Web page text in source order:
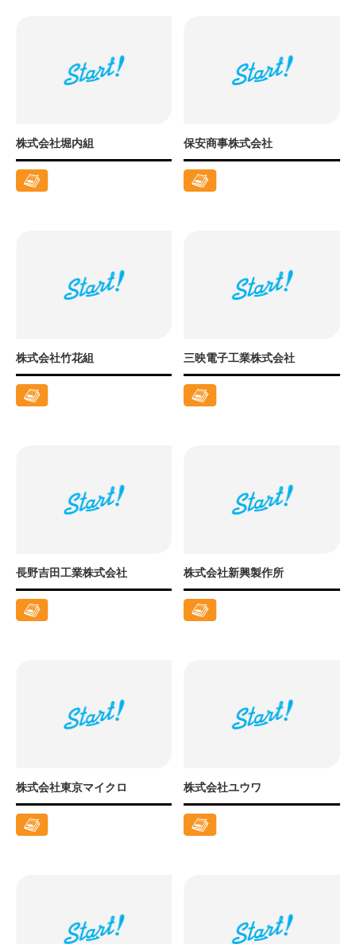
株式会社堀内組 保安商事株式会社
株式会社竹花組 三映電子工業株式会社
長野吉田工業株式会社 株式会社新興製作所
株式会社東京マイクロ 株式会社ユウワ